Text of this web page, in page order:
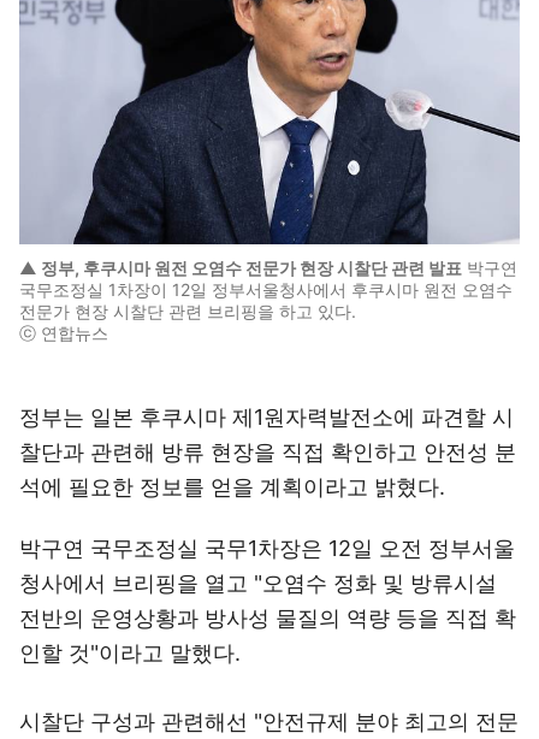
▲ 정부, 후쿠시마 원전 오염수 전문가 현장 시찰단 관련 발표 박구연
국무조정실 1차장이 12일 정부서울청사에서 후쿠시마 원전 오염수
전문가 현장 시찰단 관련 브리핑을 하고 있다.
ⓒ 연합뉴스
정부는 일본 후쿠시마 제1원자력발전소에 파견할 시
찰단과 관련해 방류 현장을 직접 확인하고 안전성 분
석에 필요한 정보를 얻을 계획이라고 밝혔다.
박구연 국무조정실 국무1차장은 12일 오전 정부서울
청사에서 브리핑을 열고 "오염수 정화 및 방류시설
전반의 운영상황과 방사성 물질의 역량 등을 직접 확
인할 것"이라고 말했다.
시찰단 구성과 관련해선 "안전규제 분야 최고의 전문